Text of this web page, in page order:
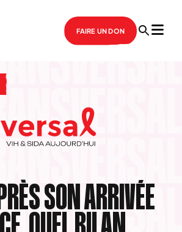
FAIRE UN DON
SON ARRIVÉE